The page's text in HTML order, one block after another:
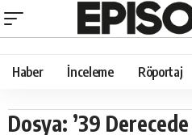
Haber İnceleme Röportaj
Dosya: ’39